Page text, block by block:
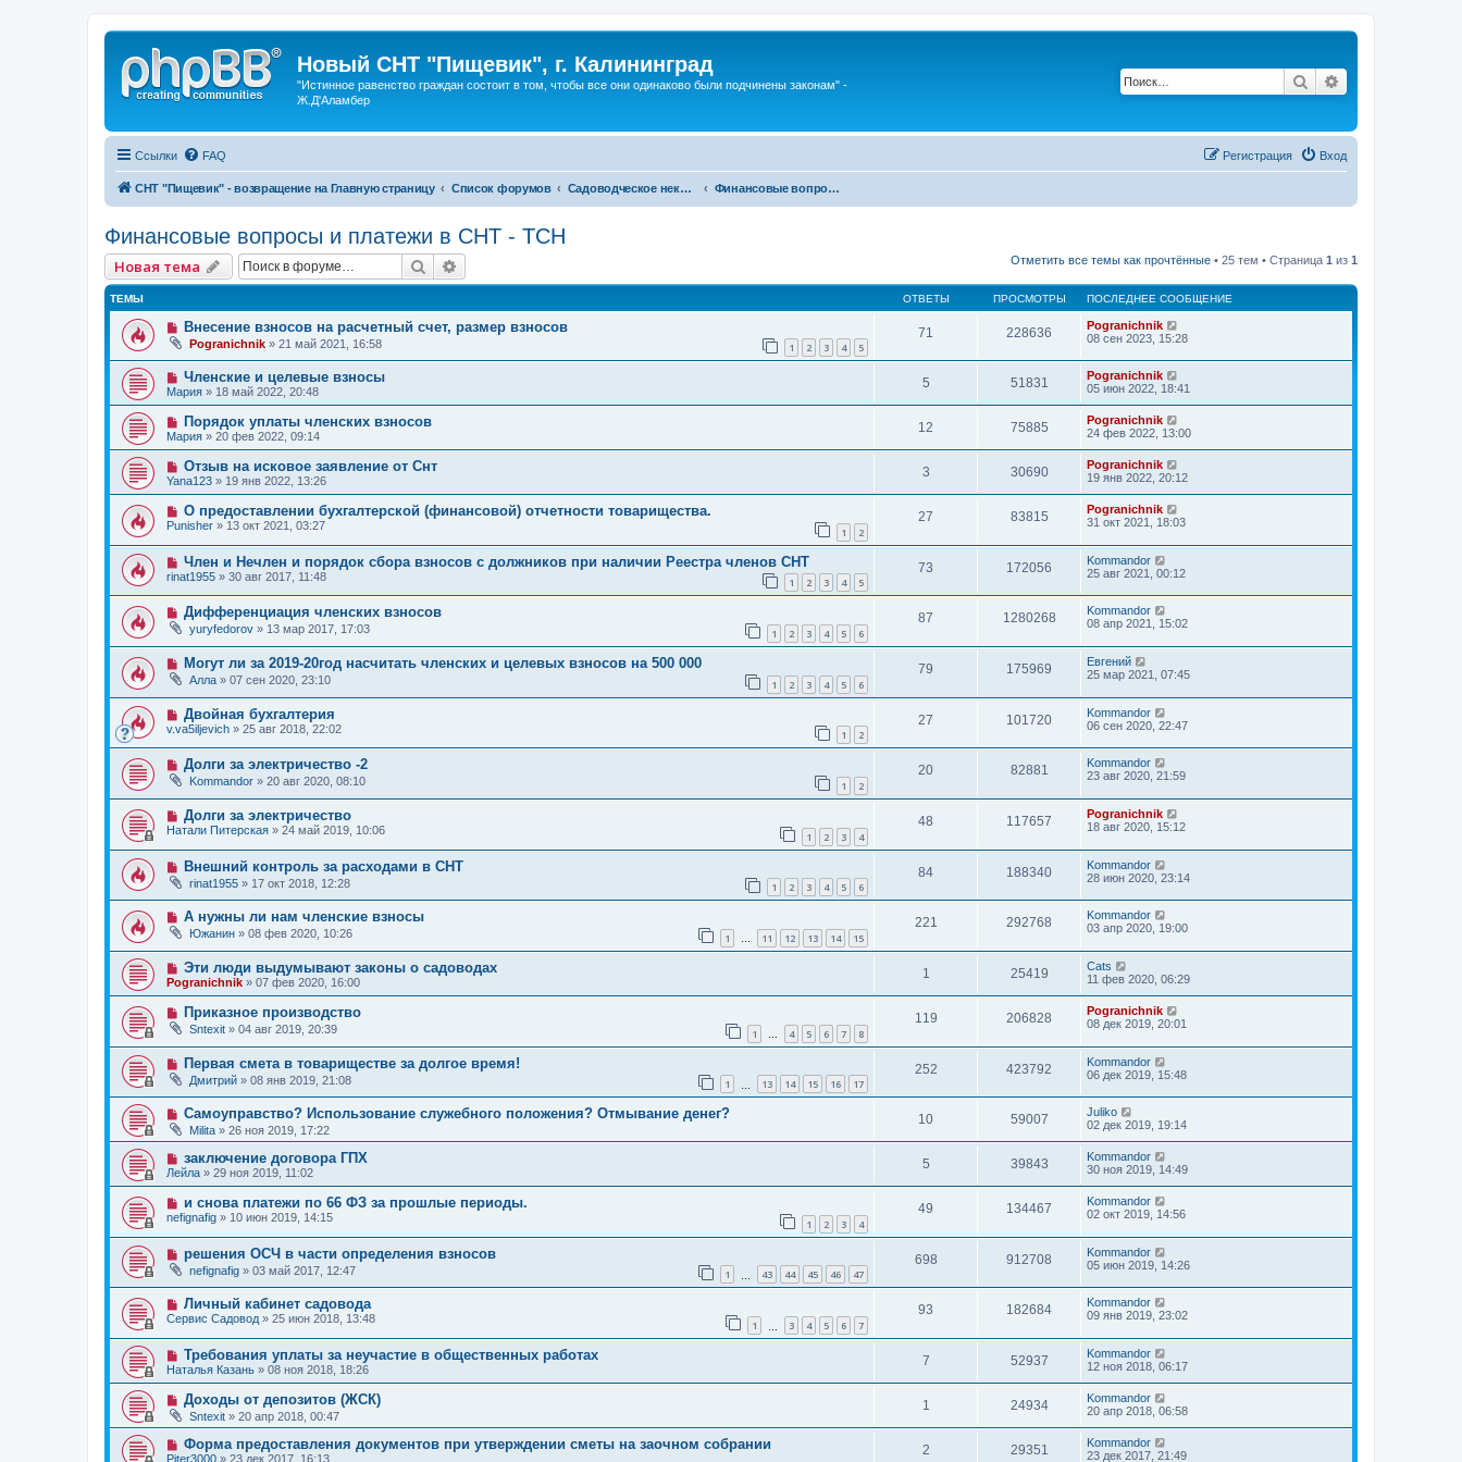
Новый СНТ "Пищевик", г. Калининград
"Истинное равенство граждан состоит в том, чтобы все они одинаково были подчинены законам" -
Ж.Д'Аламбер
Поиск
Ссылки FAQ Вход
Регистрация
СНТ "Пищевик" - возвращение на Главную страницу Список форумов Садоводческое некоммерческое товарищество - Товарищество собственников недвижимости и другие. Кто победит? Финансовые вопросы и платежи в СНТ - ТСН
Финансовые вопросы и платежи в СНТ - ТСН
Новая тема Поиск Отметить все темы как прочтённые • 25 тем • Страница 1 из 1
ТЕМЫ ОТВЕТЫ ПРОСМОТРЫ ПОСЛЕДНЕЕ СООБЩЕНИЕ
Внесение взносов на расчетный счет, размер взносов
Pogranichnik » 21 май 2021, 16:58 1 2 3 4 5
71 228636
Pogranichnik
08 сен 2023, 15:28
Членские и целевые взносы
Мария » 18 май 2022, 20:48
5 51831
Pogranichnik
05 июн 2022, 18:41
Порядок уплаты членских взносов
Мария » 20 фев 2022, 09:14
12 75885
Pogranichnik
24 фев 2022, 13:00
Отзыв на исковое заявление от Снт
Yana123 » 19 янв 2022, 13:26
3 30690
Pogranichnik
19 янв 2022, 20:12
О предоставлении бухгалтерской (финансовой) отчетности товарищества.
Punisher » 13 окт 2021, 03:27 1 2
27 83815
Pogranichnik
31 окт 2021, 18:03
Член и Нечлен и порядок сбора взносов с должников при наличии Реестра членов СНТ
rinat1955 » 30 авг 2017, 11:48 1 2 3 4 5
73 172056
Kommandor
25 авг 2021, 00:12
Дифференциация членских взносов
yuryfedorov » 13 мар 2017, 17:03 1 2 3 4 5 6
87 1280268
Kommandor
08 апр 2021, 15:02
Могут ли за 2019-20год насчитать членских и целевых взносов на 500 000
Алла » 07 сен 2020, 23:10 1 2 3 4 5 6
79 175969
Евгений
25 мар 2021, 07:45
Двойная бухгалтерия
v.va5iljevich » 25 авг 2018, 22:02 1 2
27 101720
Kommandor
06 сен 2020, 22:47
Долги за электричество -2
Kommandor » 20 авг 2020, 08:10 1 2
20 82881
Kommandor
23 авг 2020, 21:59
Долги за электричество
Натали Питерская » 24 май 2019, 10:06 1 2 3 4
48 117657
Pogranichnik
18 авг 2020, 15:12
Внешний контроль за расходами в СНТ
rinat1955 » 17 окт 2018, 12:28 1 2 3 4 5 6
84 188340
Kommandor
28 июн 2020, 23:14
А нужны ли нам членские взносы
Южанин » 08 фев 2020, 10:26 1 … 11 12 13 14 15
221 292768
Kommandor
03 апр 2020, 19:00
Эти люди выдумывают законы о садоводах
Pogranichnik » 07 фев 2020, 16:00
1 25419
Cats
11 фев 2020, 06:29
Приказное производство
Sntexit » 04 авг 2019, 20:39 1 … 4 5 6 7 8
119 206828
Pogranichnik
08 дек 2019, 20:01
Первая смета в товариществе за долгое время!
Дмитрий » 08 янв 2019, 21:08 1 13 14 15 16 17
252 423792
Kommandor
06 дек 2019, 15:48
Самоуправство? Использование служебного положения? Отмывание денег?
Milita » 26 ноя 2019, 17:22
10 59007
Juliko
02 дек 2019, 19:14
заключение договора ГПХ
Лейла » 29 ноя 2019, 11:02
5 39843
Kommandor
30 ноя 2019, 14:49
и снова платежи по 66 ФЗ за прошлые периоды.
nefignafig » 10 июн 2019, 14:15 1 2 3 4
49 134467
Kommandor
02 окт 2019, 14:56
решения ОСЧ в части определения взносов
nefignafig » 03 май 2017, 12:47 1 43 44 45 46 47
698 912708
Kommandor
05 июн 2019, 14:26
Личный кабинет садовода
Сервис Садовод» 25 июн 2018, 13:48 1 3 4 5 6 7
93 182684
Kommandor
09 янв 2019, 23:02
Требования уплаты за неучастие в общественных работах
Наталья Казань » 08 ноя 2018, 18:26
7 52937
Kommandor
12 ноя 2018, 06:17
Доходы от депозитов (ЖСК)
Sntexit » 20 апр 2018, 00:47
1 24934
Kommandor
20 апр 2018, 06:58
Форма предоставления документов при утверждении сметы на заочном собрании
Piter3000 » 23 дек 2017, 16:13
2 29351
Kommandor
23 дек 2017, 21:49